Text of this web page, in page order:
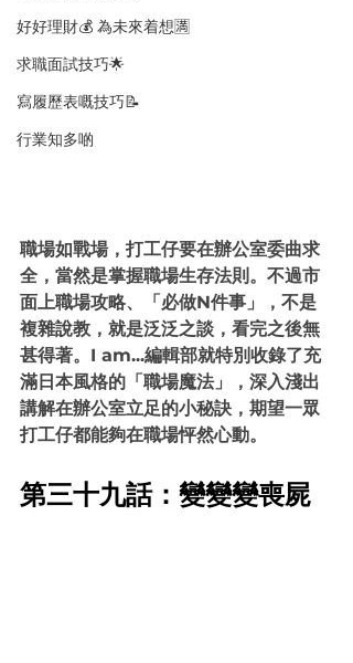
好好理財💰 為未來着想🈵
求職面試技巧🌟
寫履歷表嘅技巧📝
行業知多啲
職場如戰場，打工仔要在辦公室委曲求
全，當然是掌握職場生存法則。不過市
面上職場攻略、「必做N件事」，不是
複雜說教，就是泛泛之談，看完之後無
甚得著。I am...編輯部就特別收錄了充
滿日本風格的「職場魔法」，深入淺出
講解在辦公室立足的小秘訣，期望一眾
打工仔都能夠在職場怦然心動。
第三十九話：變變變喪屍